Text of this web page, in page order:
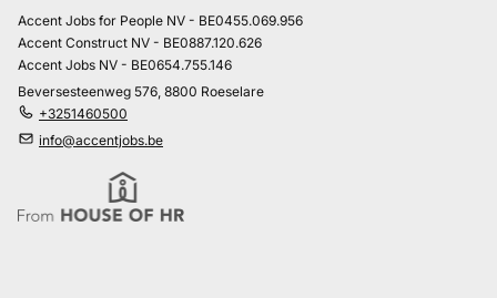
Accent Jobs for People NV - BE0455.069.956
Accent Construct NV - BE0887.120.626
Accent Jobs NV - BE0654.755.146
Beversesteenweg 576, 8800 Roeselare
+3251460500
info@accentjobs.be